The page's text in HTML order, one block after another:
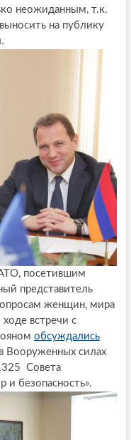
неожиданным, т.к.
на публику
посетившим
представитель
женщин, мира
встречи с
обсуждались
Вооруженных силах
Совета
безопасность».